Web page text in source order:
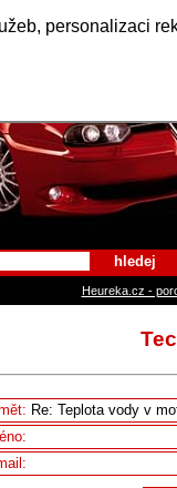
personalizaci
Alfa
hledej
Heureka.cz -